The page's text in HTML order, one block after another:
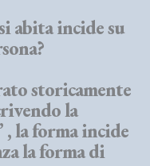
abita incide su
storicamente
la
, la forma incide
la forma di